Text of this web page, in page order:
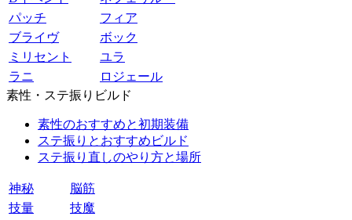
パッチ
フィア
ブライヴ
ボック
ミリセント
ユラ
ラニ
ロジェール
素性・ステ振りビルド
素性のおすすめと初期装備
ステ振りとおすすめビルド
ステ振り直しのやり方と場所
神秘
脳筋
技量
技魔